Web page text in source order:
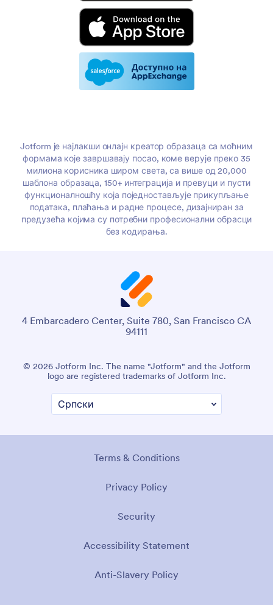
Jotform је најлакши онлајн креатор образаца са моћним
формама које завршавају посао, коме верује преко 35
милиона корисника широм света, са више од 20,000
шаблона образаца, 150+ интеграција и превуци и пусти
функционалношћу која поједностављује прикупљање
података, плаћања и радне процесе, дизајниран за
предузећа којима су потребни професионални обрасци
без кодирања.
4 Embarcadero Center, Suite 780, San Francisco CA
94111
© 2026 Jotform Inc. The name "Jotform" and the Jotform
logo are registered trademarks of Jotform Inc.
Terms & Conditions
Privacy Policy
Security
Accessibility Statement
Anti-Slavery Policy